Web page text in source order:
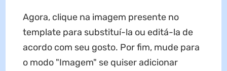
Agora, clique na imagem presente no
template para substituí-la ou editá-la de
acordo com seu gosto. Por fim, mude para
o modo "Imagem" se quiser adicionar